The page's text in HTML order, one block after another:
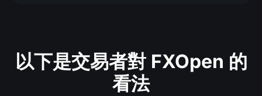
以下是交易者對 FXOpen 的
看法